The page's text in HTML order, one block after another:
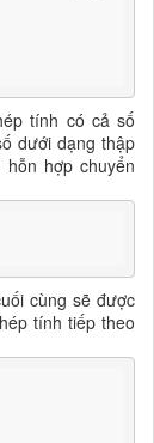
tính có cả số
dưới dạng thập
hợp chuyển
cùng sẽ được
tính tiếp theo